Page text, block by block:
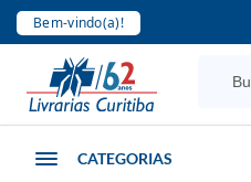
Bem-vindo(a)!
CATEGORIAS